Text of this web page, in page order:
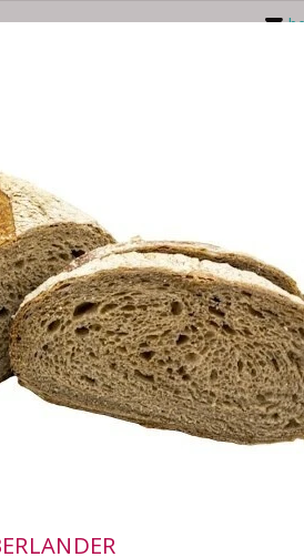
Brood Klein Brood
Gevuld Brood Werken Bij
OBERLANDER